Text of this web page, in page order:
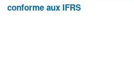
conforme aux IFRS